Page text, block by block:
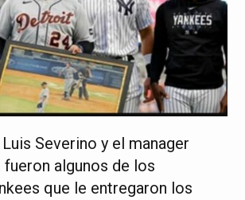
Severino y el manager
fueron algunos de los
que le entregaron los